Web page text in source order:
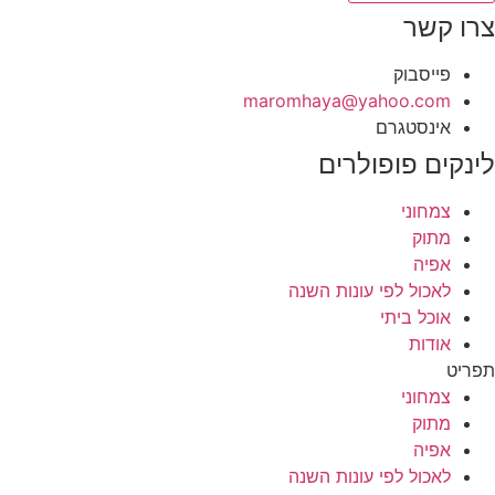
צרו קשר
פייסבוק
‫maromhaya@yahoo.com
אינסטגרם
לינקים פופולרים
צמחוני
מתוק
אפיה
לאכול לפי עונות השנה
אוכל ביתי
אודות
תפריט
צמחוני
מתוק
אפיה
לאכול לפי עונות השנה